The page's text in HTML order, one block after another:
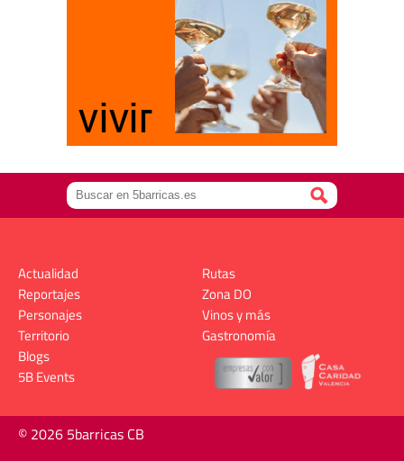
Actualidad
Reportajes
Personajes
Territorio
Rutas
Zona DO
Vinos y más
Gastronomía
Blogs
5B Events
© 2026 5barricas CB